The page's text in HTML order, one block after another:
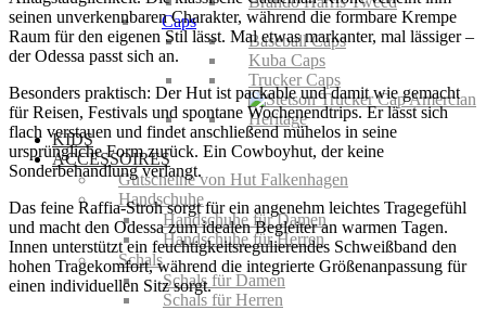
Caps
Baseball Caps
Kuba Caps
Trucker Caps
KIDS
ACCESSOIRES
Gutscheine von Hut Falkenhagen
Handschuhe
Handschuhe für Damen
Handschuhe für Herren
Schals
Schals für Damen
Schals für Herren
seinen unverkennbaren Charakter, während die formbare Krempe
Raum für den eigenen Stil lässt. Mal etwas markanter, mal lässiger –
der Odessa passt sich an.
Besonders praktisch: Der Hut ist packable und damit wie gemacht
für Reisen, Festivals und spontane Wochenendtrips. Er lässt sich
flach verstauen und findet anschließend mühelos in seine
ursprüngliche Form zurück. Ein Cowboyhut, der keine
Sonderbehandlung verlangt.
Das feine Raffia-Stroh sorgt für ein angenehm leichtes Tragegefühl
und macht den Odessa zum idealen Begleiter an warmen Tagen.
Innen unterstützt ein feuchtigkeitsregulierendes Schweißband den
hohen Tragekomfort, während die integrierte Größenanpassung für
einen individuellen Sitz sorgt.